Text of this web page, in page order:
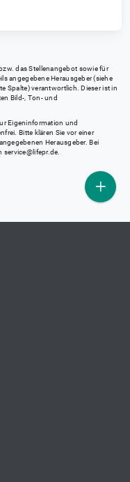
das Stellenangebot sowie für
angegebene Herausgeber (siehe
Spalte) verantwortlich. Dieser ist in
Bild-, Ton- und
Eigeninformation und
Bitte klären Sie vor einer
Herausgeber. Bei
service@lifepr.de